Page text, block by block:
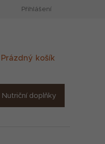
Přihlášení
Nákupní
Prázdný košík
Nutriční doplňky